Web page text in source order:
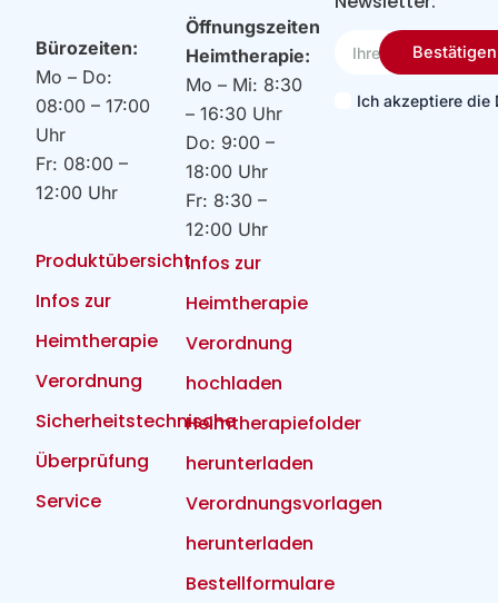
Bürozeiten:
Mo – Do:
08:00 – 17:00
Uhr
Fr: 08:00 –
12:00 Uhr
Produktübersicht
Infos zur
Heimtherapie
Verordnung
Sicherheitstechnische
Überprüfung
Service
Öffnungszeiten
Heimtherapie:
Mo – Mi: 8:30
– 16:30 Uhr
Do: 9:00 –
18:00 Uhr
Fr: 8:30 –
12:00 Uhr
Infos zur
Heimtherapie
Verordnung
hochladen
Heimtherapiefolder
herunterladen
Verordnungsvorlagen
herunterladen
Bestellformulare
Email
Ich akzeptiere die
Bestätigen